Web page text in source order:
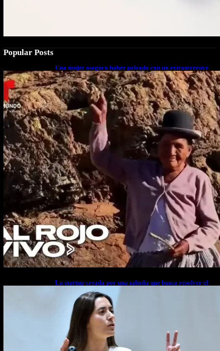
Popular Posts
Una mujer asegura haber peleado con un extraterrestre
cuerpo a cuerpo
La startup creada por una salteña que busca resolver el
estrés financiero en Latinoamérica